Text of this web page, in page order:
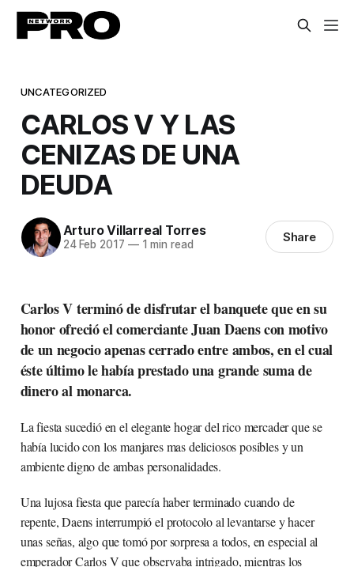
UNCATEGORIZED
CARLOS V Y LAS
CENIZAS DE UNA
DEUDA
Arturo Villarreal Torres
24 Feb 2017 —1 min read Share
Carlos V terminó de disfrutar el banquete que en su
honor ofreció el comerciante Juan Daens con motivo
de un negocio apenas cerrado entre ambos, en el cual
éste último le había prestado una grande suma de
dinero al monarca.
La fiesta sucedió en el elegante hogar del rico mercader que se
había lucido con los manjares mas deliciosos posibles y un
ambiente digno de ambas personalidades.
Una lujosa fiesta que parecía haber terminado cuando de
repente, Daens interrumpió el protocolo al levantarse y hacer
unas señas, algo que tomó por sorpresa a todos, en especial al
emperador Carlos V que observaba intrigado, mientras los